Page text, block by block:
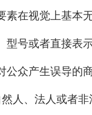
在视觉上基本无
或者直接表
众产生误导的商
人、法人或者非